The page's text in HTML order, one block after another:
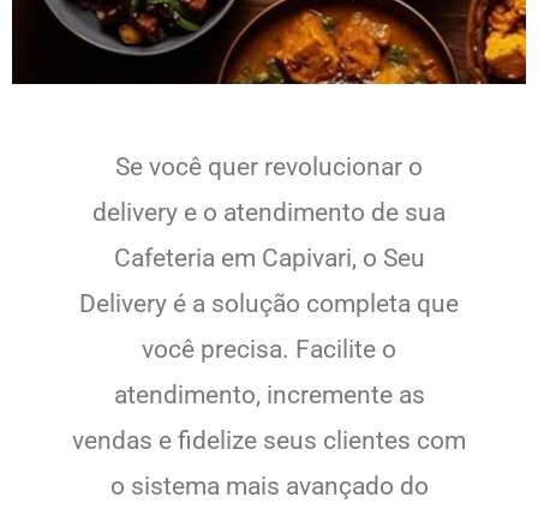
Se você quer revolucionar o
delivery e o atendimento de sua
Cafeteria em Capivari, o Seu
Delivery é a solução completa que
você precisa. Facilite o
atendimento, incremente as
vendas e fidelize seus clientes com
o sistema mais avançado do